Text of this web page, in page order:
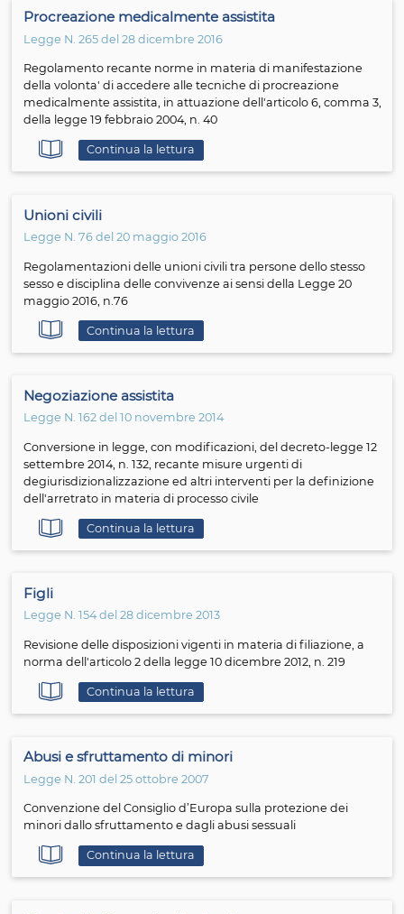
Legge N. 71 del 29 maggio 2017
contrasto del fenomeno del cyberbullismo
Continua la lettura
Legge N. 87 del 18 maggio 2017
Corresponsione dell'assegno per il nucleo familiare.
livelli reddituali per il periodo 1° luglio 2017 - 30 giugno
Continua la lettura
Legge N. 84 del 5 maggio 2017
Circolare INPS - Regolamentazioni delle unioni civili tra
persone dello stesso sesso e disciplina delle convivenze
sensi della Legge 20 maggio 2016, n.76
Continua la lettura
Minori stranieri
Legge N. 47 del 7 aprile 2017
Disposizioni in materia di misure di protezione dei
stranieri non accompagnati
Procreazione medicalmente assistita
Legge N. 265 del 28 dicembre 2016
Regolamento recante norme in materia di
della volonta' di accedere alle tecniche di procreazione